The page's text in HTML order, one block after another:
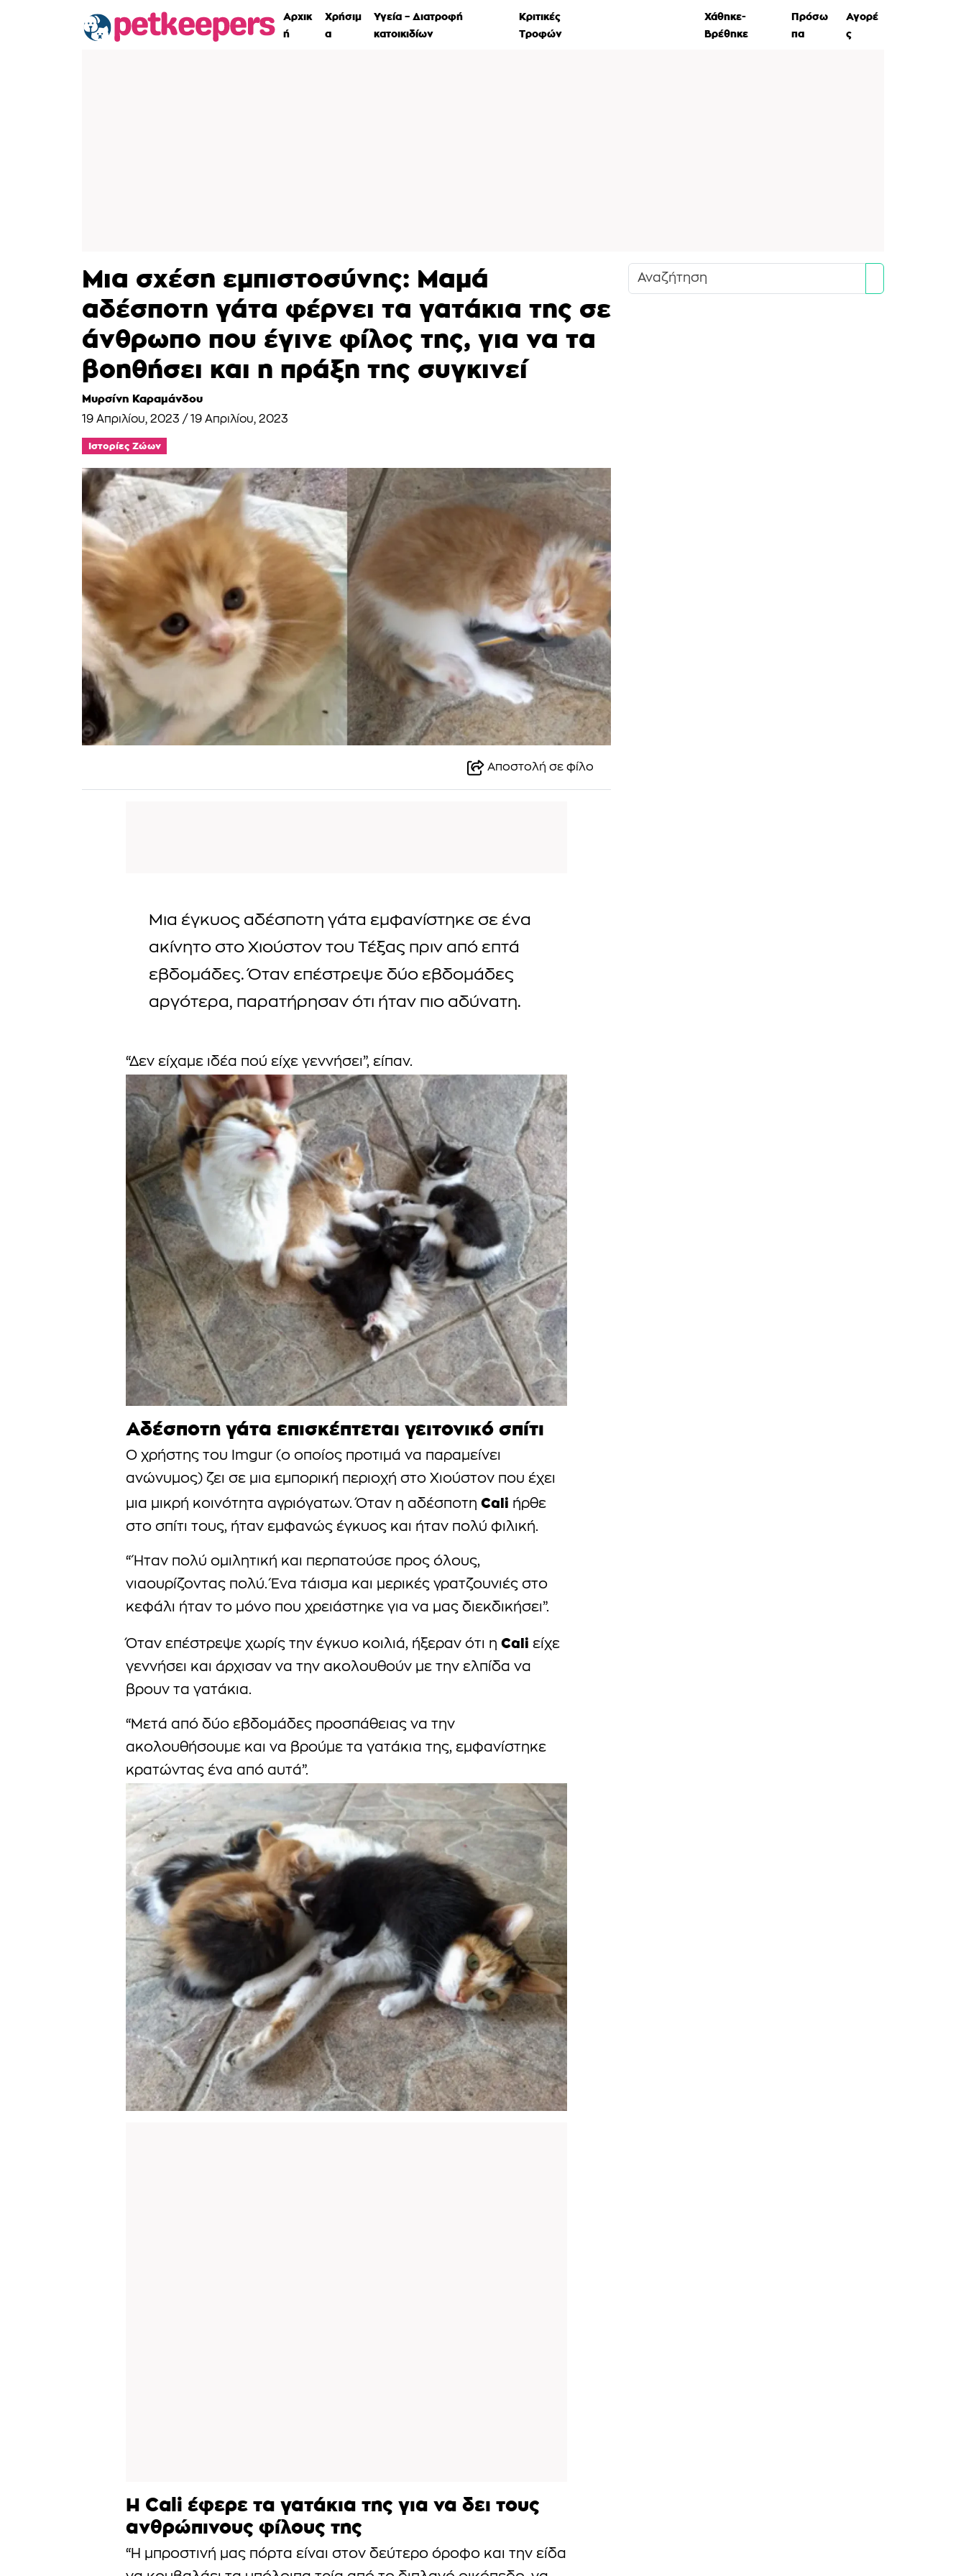
Αρχικ
ή
Χρήσιμ
α
Υγεία – Διατροφή
κατοικιδίων
Κριτικές
Τροφών
Χάθηκε-
Βρέθηκε
Πρόσω
πα
Αγορέ
ς
Μια σχέση εμπιστοσύνης: Μαμά
αδέσποτη γάτα φέρνει τα γατάκια της σε
άνθρωπο που έγινε φίλος της, για να τα
βοηθήσει και η πράξη της συγκινεί
Μυρσίνη Καραμάνδου
19 Απριλίου, 2023 / 19 Απριλίου, 2023
Ιστορίες Ζώων
Αποστολή σε φίλο
Μια έγκυος αδέσποτη γάτα εμφανίστηκε σε ένα
ακίνητο στο Χιούστον του Τέξας πριν από επτά
εβδομάδες. Όταν επέστρεψε δύο εβδομάδες
αργότερα, παρατήρησαν ότι ήταν πιο αδύνατη.
“Δεν είχαμε ιδέα πού είχε γεννήσει”, είπαν.
Αδέσποτη γάτα επισκέπτεται γειτονικό σπίτι
Ο χρήστης του Imgur (ο οποίος προτιμά να παραμείνει
ανώνυμος) ζει σε μια εμπορική περιοχή στο Χιούστον που έχει
μια μικρή κοινότητα αγριόγατων. Όταν η αδέσποτηCali ήρθε
στο σπίτι τους, ήταν εμφανώς έγκυος και ήταν πολύ φιλική.
“Ήταν πολύ ομιλητική και περπατούσε προς όλους,
νιαουρίζοντας πολύ. Ένα τάισμα και μερικές γρατζουνιές στο
κεφάλι ήταν το μόνο που χρειάστηκε για να μας διεκδικήσει”.
Όταν επέστρεψε χωρίς την έγκυο κοιλιά, ήξεραν ότι ηCali είχε
γεννήσει και άρχισαν να την ακολουθούν με την ελπίδα να
βρουν τα γατάκια.
“Μετά από δύο εβδομάδες προσπάθειας να την
ακολουθήσουμε και να βρούμε τα γατάκια της, εμφανίστηκε
κρατώντας ένα από αυτά”.
Η Cali έφερε τα γατάκια της για να δει τους
ανθρώπινους φίλους της
“Η μπροστινή μας πόρτα είναι στον δεύτερο όροφο και την είδα
Search